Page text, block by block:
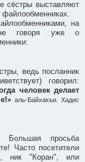
сёстры выставляют
на
говоря уже о
ведь посланник
говорил:
человек делает
аль-Байхакъи. Хадис
Большая просьба
Часто посетители
ник "Коран", или